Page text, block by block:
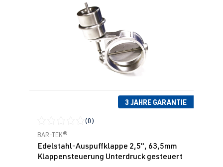
3 JAHRE GARANTIE
Durchschnittliche Bewertung von 0 von 5 Sternen
(0)
BAR-TEK®
Edelstahl-Auspuffklappe 2,5", 63,5mm
Klappensteuerung Unterdruck gesteuert